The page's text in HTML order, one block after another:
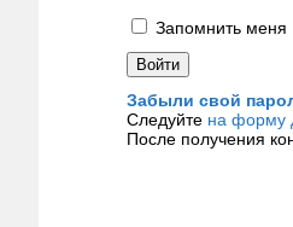
Запомнить меня
Забыли свой
Следуйте на форму
После получения